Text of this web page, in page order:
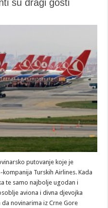
su dragi gosti
putovanje koje je
Turskih Airlines. Kada
te samo najbolje ugodan i
aviona i divna djevojka
novinarima iz Crne Gore